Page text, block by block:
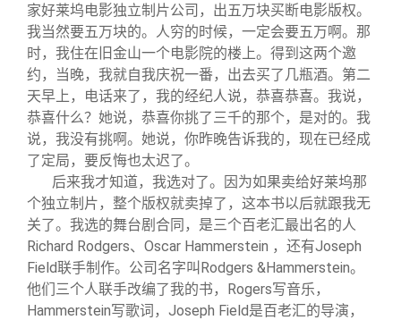
家好莱坞电影独立制片公司，出五万块买断电影版权。
我当然要五万块的。人穷的时候，一定会要五万啊。那
时，我住在旧金山一个电影院的楼上。得到这两个邀
约，当晚，我就自我庆祝一番，出去买了几瓶酒。第二
天早上，电话来了，我的经纪人说，恭喜恭喜。我说，
恭喜什么？她说，恭喜你挑了三千的那个，是对的。我
说，我没有挑啊。她说，你昨晚告诉我的，现在已经成
了定局，要反悔也太迟了。
后来我才知道，我选对了。因为如果卖给好莱坞那
个独立制片，整个版权就卖掉了，这本书以后就跟我无
关了。我选的舞台剧合同，是三个百老汇最出名的人
Richard Rodgers、Oscar Hammerstein ，还有Joseph
Field联手制作。公司名字叫Rodgers &Hammerstein。
他们三个人联手改编了我的书，Rogers写音乐，
Hammerstein写歌词，Joseph Field是百老汇的导演，